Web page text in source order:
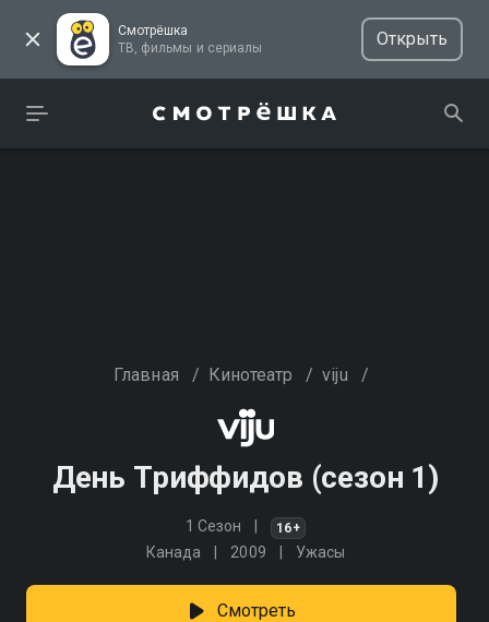
Смотрёшка
ТВ, фильмы и сериалы
Открыть
Главная / Кинотеатр / viju /
День Триффидов (сезон 1)
1 Сезон 16+
Канада 2009 Ужасы
Смотреть